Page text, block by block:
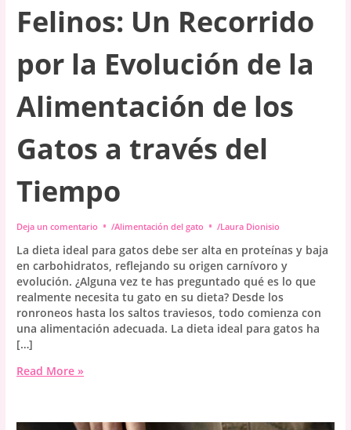
Felinos: Un Recorrido
por la Evolución de la
Alimentación de los
Gatos a través del
Tiempo
Deja un comentario /Alimentación del gato /Laura Dionisio
La dieta ideal para gatos debe ser alta en proteínas y baja
en carbohidratos, reflejando su origen carnívoro y
evolución. ¿Alguna vez te has preguntado qué es lo que
realmente necesita tu gato en su dieta? Desde los
ronroneos hasta los saltos traviesos, todo comienza con
una alimentación adecuada. La dieta ideal para gatos ha
[…]
La
Read More »